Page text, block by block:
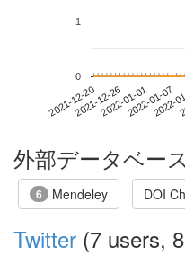
2021-12-202021-12-262022-01-012022-01-07
2022-
0
1
外部データベー
6 Mendeley DOI
Twitter (7 users,